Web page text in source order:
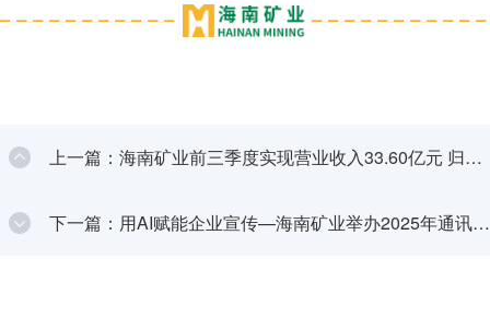
上一篇：海南矿业前三季度实现营业收入33.60亿元 归母
净利润3.12亿元
下一篇：用AI赋能企业宣传—海南矿业举办2025年通讯员